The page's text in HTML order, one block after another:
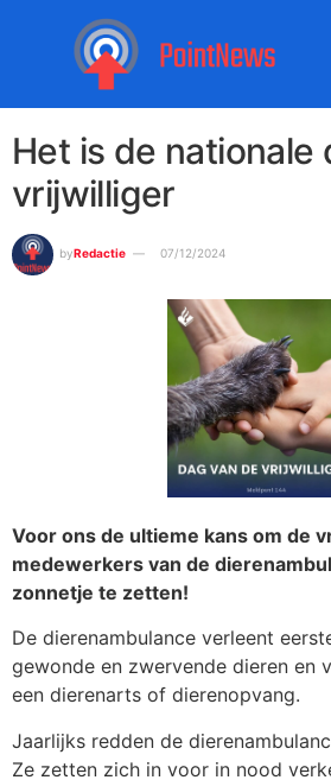
Het is de nationale
vrijwilliger
byRedactie 07/12/2024
Voor ons de ultieme kans om de
medewerkers van de
zonnetje te zetten!
De dierenambulance verleent
gewonde en zwervende dieren en
een dierenarts of dierenopvang.
Jaarlijks redden de
Ze zetten zich in voor in nood